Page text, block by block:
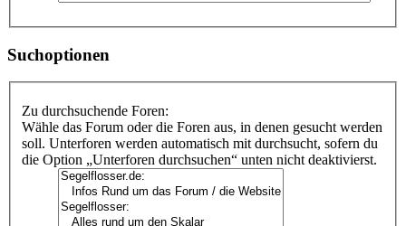
Suchoptionen
Zu durchsuchende Foren:
Wähle das Forum oder die Foren aus, in denen gesucht werden
soll. Unterforen werden automatisch mit durchsucht, sofern du
die Option „Unterforen durchsuchen“ unten nicht deaktivierst.